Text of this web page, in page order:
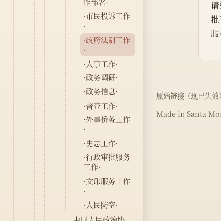
·市民投诉工作
·
·政府法制工作
·
·人事工作·
·政务调研·
·政务信息·
·督查工作·
·外事侨务工作
·
·史志工作·
·行政审批服务
工作·
·文印服务工作
·
·人民防空·
原始链接（现已失效
Made in Santa